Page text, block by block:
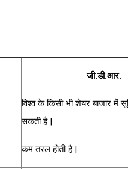
जी.डी.आर.
विश्व के किसी भी शेयर बाजार में
सकती है |
कम तरल होती है |